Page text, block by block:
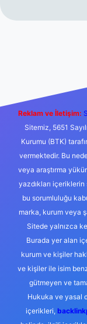
Reklam ve İletişim:
Sitemiz, 5651
Kurumu (BTK)
vermektedir. Bu
veya araştırma
yazdıkları
bu sorumluluğu
marka, kurum veya
Sitede yalnızca
Burada yer alan
kurum ve kişiler
ve kişiler ile isim
gütmeyen ve
Hukuka ve yasal
içerikleri,